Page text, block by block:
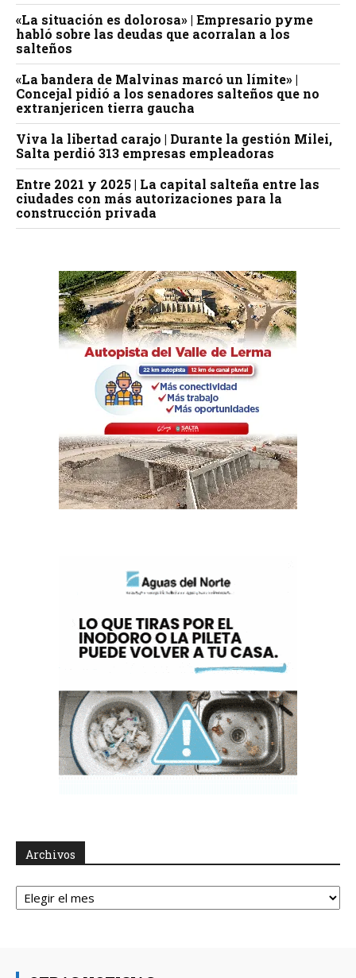
«La situación es dolorosa» | Empresario pyme
habló sobre las deudas que acorralan a los
salteños
«La bandera de Malvinas marcó un límite» |
Concejal pidió a los senadores salteños que no
extranjericen tierra gaucha
Viva la libertad carajo | Durante la gestión Milei,
Salta perdió 313 empresas empleadoras
Entre 2021 y 2025 | La capital salteña entre las
ciudades con más autorizaciones para la
construcción privada
Archivos
Archivos